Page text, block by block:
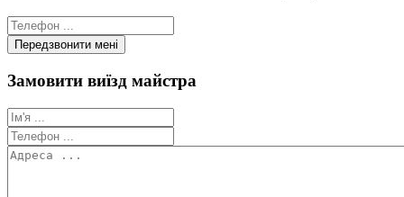
Замовити виїзд майстра